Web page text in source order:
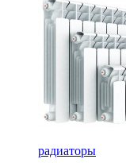
радиаторы